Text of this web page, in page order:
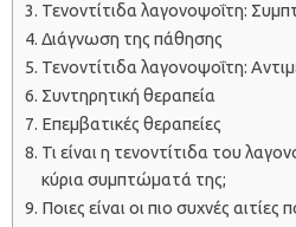
Τενοντίτιδα λαγονοψοΐτη:
Διάγνωση της πάθησης
Τενοντίτιδα λαγονοψοΐτη:
Συντηρητική θεραπεία
Επεμβατικές θεραπείες
Τι είναι η τενοντίτιδα του
κύρια συμπτώματά της;
Ποιες είναι οι πιο συχνές